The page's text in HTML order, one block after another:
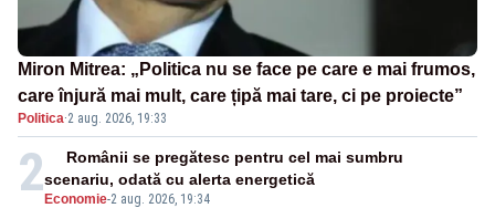
Miron Mitrea: „Politica nu se face pe care e mai frumos,
care înjură mai mult, care țipă mai tare, ci pe proiecte”
Politica·2 aug. 2026, 19:33
2Economie-2 aug. 2026, 19:34
Românii se pregătesc pentru cel mai sumbru
scenariu, odată cu alerta energetică